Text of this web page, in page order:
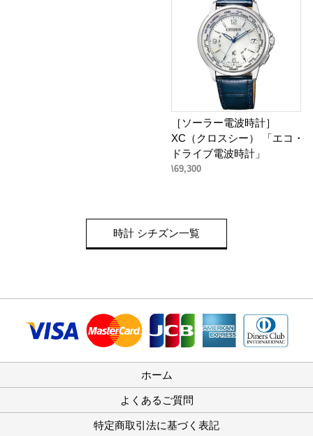
［ソーラー電波時計］
XC（クロスシー） 「エコ・
ドライブ電波時計」
\69,300
時計 シチズン一覧
ホーム
よくあるご質問
特定商取引法に基づく表記